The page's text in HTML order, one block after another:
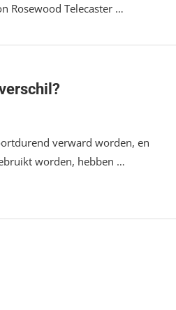
Rosewood Telecaster …
verward worden, en
worden, hebben …